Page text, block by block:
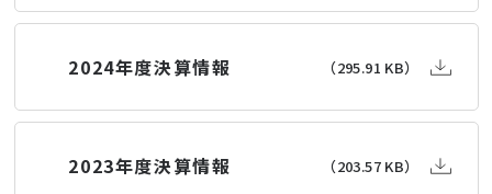
2024年度決算情報 （295.91 KB）
2023年度決算情報 （203.57 KB）